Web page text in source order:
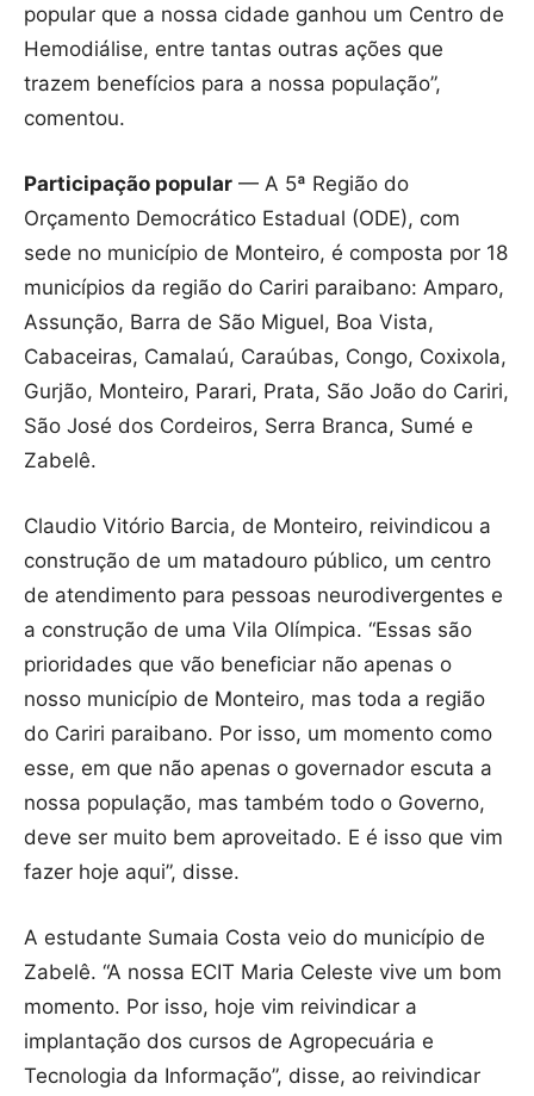
popular que a nossa cidade ganhou um Centro de
Hemodiálise, entre tantas outras ações que
trazem benefícios para a nossa população”,
comentou.
Participação popular — A 5ª Região do
Orçamento Democrático Estadual (ODE), com
sede no município de Monteiro, é composta por 18
municípios da região do Cariri paraibano: Amparo,
Assunção, Barra de São Miguel, Boa Vista,
Cabaceiras, Camalaú, Caraúbas, Congo, Coxixola,
Gurjão, Monteiro, Parari, Prata, São João do Cariri,
São José dos Cordeiros, Serra Branca, Sumé e
Zabelê.
Claudio Vitório Barcia, de Monteiro, reivindicou a
construção de um matadouro público, um centro
de atendimento para pessoas neurodivergentes e
a construção de uma Vila Olímpica. “Essas são
prioridades que vão beneficiar não apenas o
nosso município de Monteiro, mas toda a região
do Cariri paraibano. Por isso, um momento como
esse, em que não apenas o governador escuta a
nossa população, mas também todo o Governo,
deve ser muito bem aproveitado. E é isso que vim
fazer hoje aqui”, disse.
A estudante Sumaia Costa veio do município de
Zabelê. “A nossa ECIT Maria Celeste vive um bom
momento. Por isso, hoje vim reivindicar a
implantação dos cursos de Agropecuária e
Tecnologia da Informação”, disse, ao reivindicar